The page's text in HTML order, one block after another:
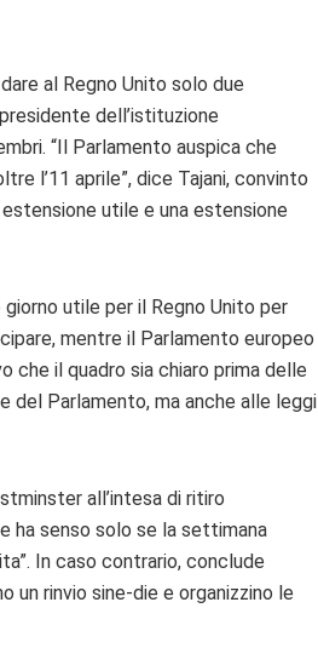
al Regno Unito solo due
dell’istituzione
“Il Parlamento auspica che
l’11 aprile”, dice Tajani, convinto
utile e una estensione
giorno utile per il Regno Unito per
mentre il Parlamento europeo
che il quadro sia chiaro prima delle
del Parlamento, ma anche alle leggi
all’intesa di ritiro
ha senso solo se la settimana
In caso contrario, conclude
un rinvio sine-die e organizzino le